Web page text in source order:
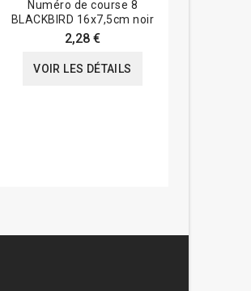
Numéro de course 8
BLACKBIRD 16x7,5cm noir
2,28 €
VOIR LES DÉTAILS